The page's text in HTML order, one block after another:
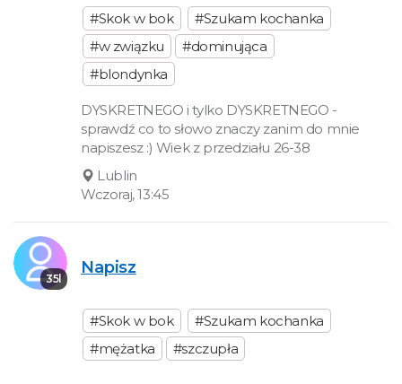
#Skok w bok
#Szukam kochanka
#w związku
#dominująca
#blondynka
DYSKRETNEGO i tylko DYSKRETNEGO -
sprawdź co to słowo znaczy zanim do mnie
napiszesz :) Wiek z przedziału 26-38
Lublin
Wczoraj, 13:45
35l
Napisz
#Skok w bok
#Szukam kochanka
#mężatka
#szczupła